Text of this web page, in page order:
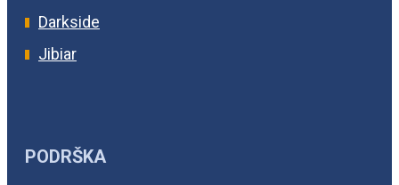
Darkside
Jibiar
PODRŠKA